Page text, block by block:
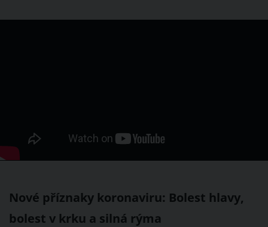
Nové příznaky koronaviru: Bolest hlavy,
bolest v krku a silná rýma